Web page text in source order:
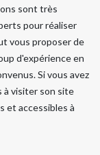
sont très
pour réaliser
vous proposer de
d'expérience en
Si vous avez
à visiter son site
et accessibles à